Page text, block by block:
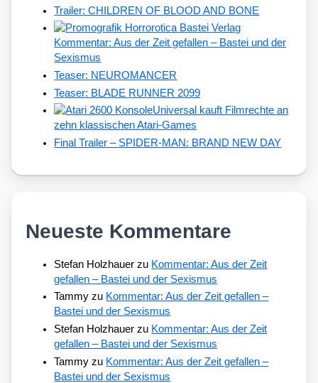
Trailer: CHILDREN OF BLOOD AND BONE
Kommentar: Aus der Zeit gefallen – Bastei und der
Sexismus
Teaser: NEUROMANCER
Teaser: BLADE RUNNER 2099
Universal kauft Filmrechte an
zehn klassischen Atari-Games
Final Trailer – SPIDER-MAN: BRAND NEW DAY
Neueste Kommentare
Stefan Holzhauer zu Kommentar: Aus der Zeit
gefallen – Bastei und der Sexismus
Tammy zu Kommentar: Aus der Zeit gefallen –
Bastei und der Sexismus
Stefan Holzhauer zu Kommentar: Aus der Zeit
gefallen – Bastei und der Sexismus
Tammy zu Kommentar: Aus der Zeit gefallen –
Bastei und der Sexismus